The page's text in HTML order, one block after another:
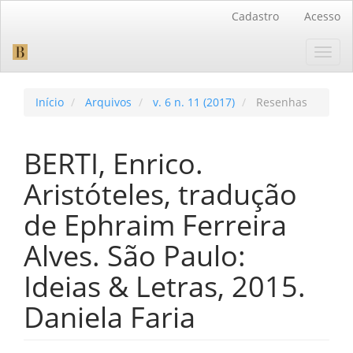
Barra
Cadastro Acesso
Início Arquivos v. 6 n. 11 (2017) Resenhas
BERTI, Enrico.
Aristóteles, tradução
de Ephraim Ferreira
Alves. São Paulo:
Ideias & Letras, 2015.
Daniela Faria